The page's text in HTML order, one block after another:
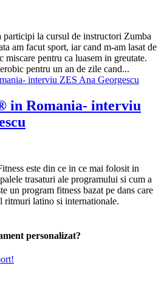
participi la cursul de instructori Zumba
am facut sport, iar cand m-am lasat de
miscare pentru ca luasem in greutate.
pentru un an de zile cand...
in Romania- interviu
este din ce in ce mai folosit in
trasaturi ale programului si cum a
un program fitness bazat pe dans care
ritmuri latino si internationale.
personalizat?